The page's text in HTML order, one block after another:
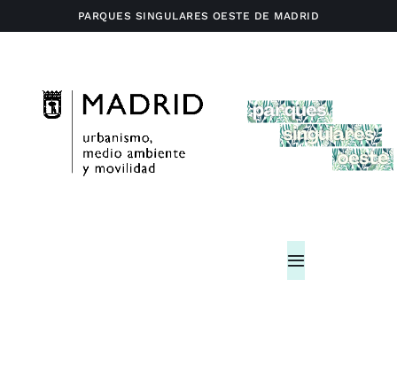
al
PARQUES SINGULARES OESTE DE MADRID
Toggle